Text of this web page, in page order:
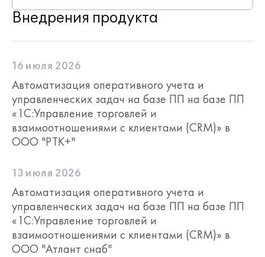
Внедрения продукта
16 июля 2026
Автоматизация оперативного учета и
управленческих задач на базе ПП на базе ПП
«1С:Управление торговлей и
взаимоотношениями с клиентами (CRM)» в
ООО "РТК+"
13 июля 2026
Автоматизация оперативного учета и
управленческих задач на базе ПП на базе ПП
«1С:Управление торговлей и
взаимоотношениями с клиентами (CRM)» в
ООО "Атлант снаб"